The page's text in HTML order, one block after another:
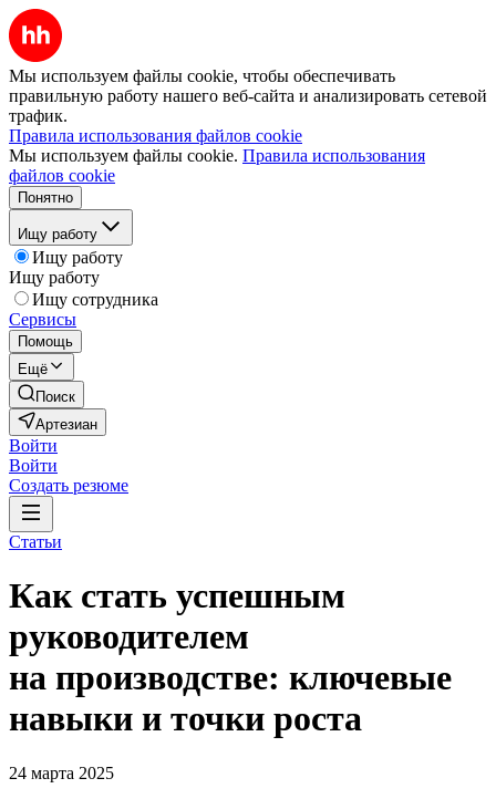
Мы используем файлы cookie, чтобы обеспечивать
правильную работу нашего веб-сайта и анализировать сетевой
трафик.
Правила использования файлов cookie
Мы используем файлы cookie. Правила использования
файлов cookie
Понятно
Ищу работу
Ищу работу
Ищу работу
Ищу сотрудника
Сервисы
Помощь
Ещё
Поиск
Артезиан
Войти
Войти
Создать резюме
Статьи
Как стать успешным
руководителем
на производстве: ключевые
навыки и точки роста
24 марта 2025